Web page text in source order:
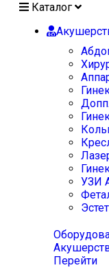
Каталог
УЗИ
Перейти